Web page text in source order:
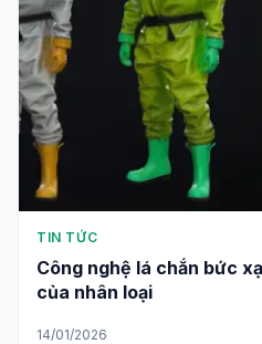
TIN TỨC
Công nghệ lá chắn bức
của nhân loại
14/01/2026